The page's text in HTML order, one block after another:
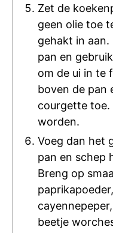
Zet de
geen olie toe
gehakt in
pan en
om de ui in te
boven de pan
courgette
worden.
Voeg dan het
pan en schep
Breng op
beetje